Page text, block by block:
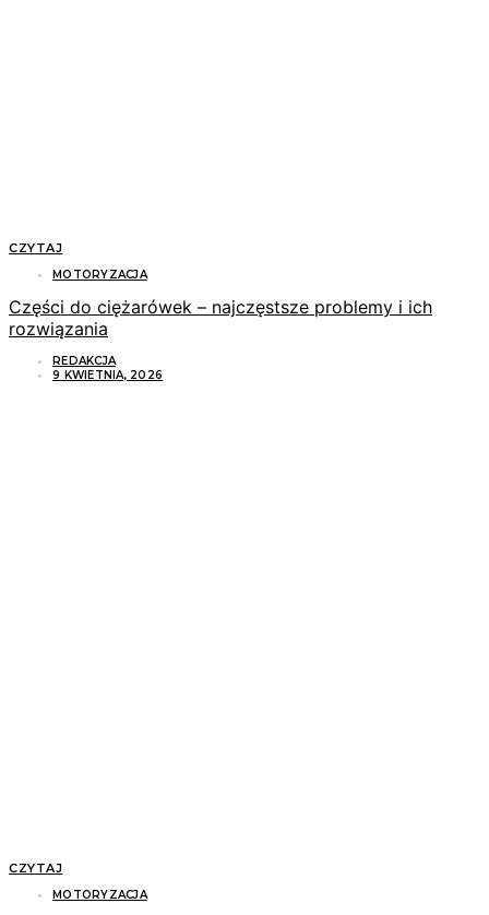
CZYTAJ
MOTORYZACJA
Części do ciężarówek – najczęstsze problemy i ich
rozwiązania
REDAKCJA
9 KWIETNIA, 2026
CZYTAJ
MOTORYZACJA